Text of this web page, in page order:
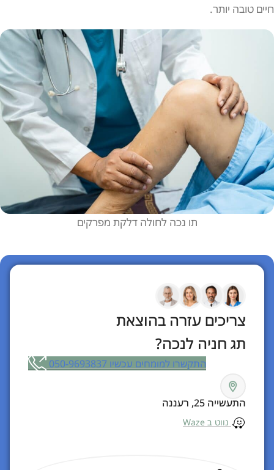
חיים טובה יותר.
תו נכה לחולה דלקת מפרקים
צריכים עזרה בהוצאת
תג חניה לנכה?
התקשרו למומחים עכשיו 050-9693837
התעשייה 25, רעננה
נווט ב Waze